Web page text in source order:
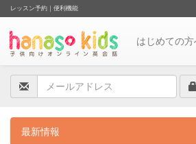
レッスン予約｜便利機能
はじめての方
最新情報